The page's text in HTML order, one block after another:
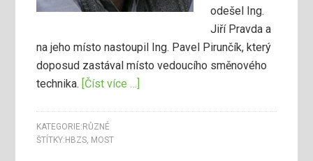
odešel Ing.
Jiří Pravda a
na jeho místo nastoupil Ing. Pavel Pirunčík, který
doposud zastával místo vedoucího směnového
technika. [Číst více …]
KATEGORIE: RŮZNÉ
ŠTÍTKY: HBZS, MOST